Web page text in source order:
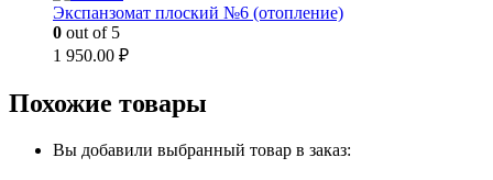
Экспанзомат плоский №6 (отопление)
0 out of 5
1 950.00 ₽
Похожие товары
Вы добавили выбранный товар в заказ: